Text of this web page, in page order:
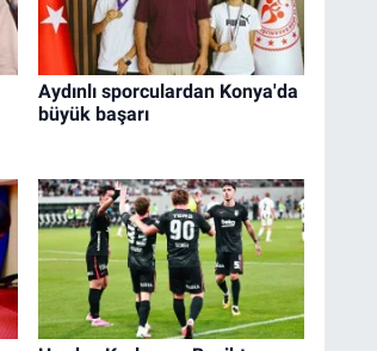
Aydınlı sporculardan Konya'da
büyük başarı